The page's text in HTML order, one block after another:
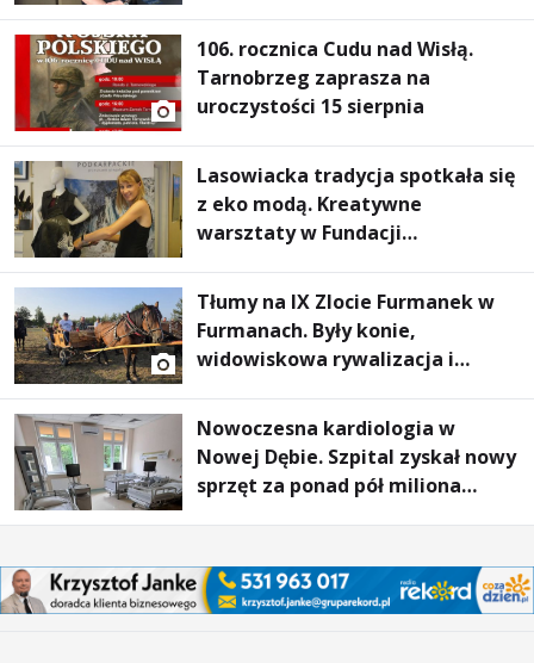
106. rocznica Cudu nad Wisłą.
Tarnobrzeg zaprasza na
uroczystości 15 sierpnia
Lasowiacka tradycja spotkała się
z eko modą. Kreatywne
warsztaty w Fundacji
Tłumy na IX Zlocie Furmanek w
Furmanach. Były konie,
widowiskowa rywalizacja i
Nowoczesna kardiologia w
Nowej Dębie. Szpital zyskał nowy
sprzęt za ponad pół miliona